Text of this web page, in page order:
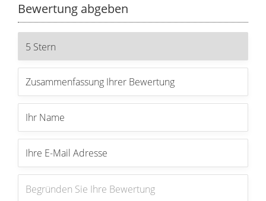
Bewertung abgeben